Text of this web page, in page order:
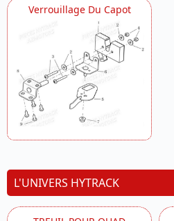
Verrouillage Du Capot
L'UNIVERS HYTRACK